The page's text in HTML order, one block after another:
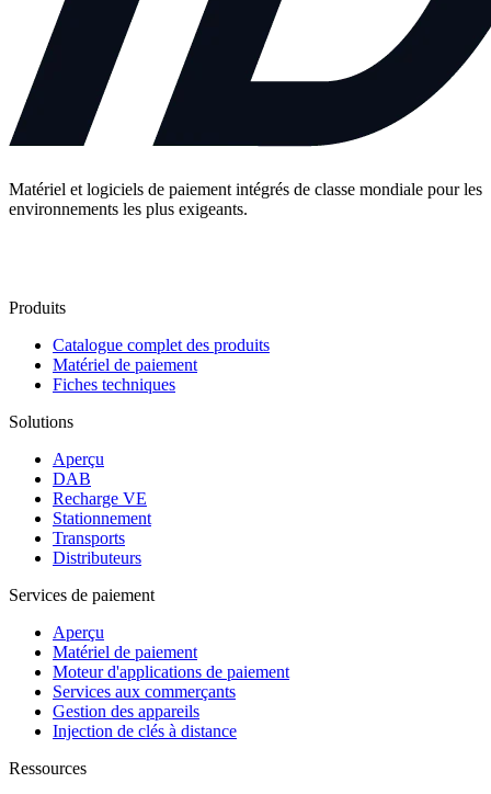
Matériel et logiciels de paiement intégrés de classe mondiale pour les
environnements les plus exigeants.
Produits
Catalogue complet des produits
Matériel de paiement
Fiches techniques
Solutions
Aperçu
DAB
Recharge VE
Stationnement
Transports
Distributeurs
Services de paiement
Aperçu
Matériel de paiement
Moteur d'applications de paiement
Services aux commerçants
Gestion des appareils
Injection de clés à distance
Ressources